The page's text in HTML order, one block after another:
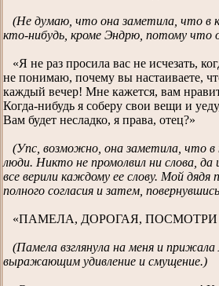
(Не думаю, что она заметила, что в
кто-нибудь, кроме Эндрю, потому что
«Я не раз просила вас не исчезать,
не понимаю, почему вы настаиваете,
каждый вечер! Мне кажется, вам
Когда-нибудь я соберу свои вещи и
Вам будет несладко, я права, отец?»
(Упс, возможно, она заметила, что в
люди. Никто не промолвил ни слова, да
все верили каждому ее слову. Мой дядя
полного согласия и затем,
«ПАМЕЛА, ДОРОГАЯ, ПОСМОТРИ
(Памела взглянула на меня и
выражающим удивление и смущение.)